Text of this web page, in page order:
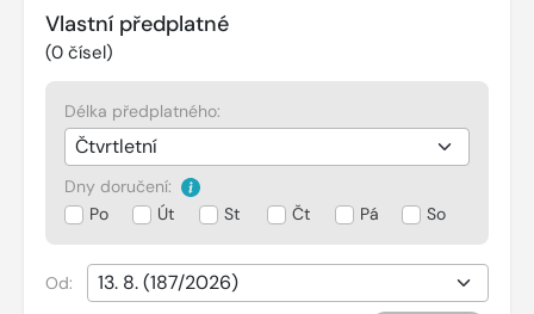
Vlastní předplatné
(0 čísel)
Délka předplatného:
Dny doručení:
Po
Út St Čt Pá So
Od: